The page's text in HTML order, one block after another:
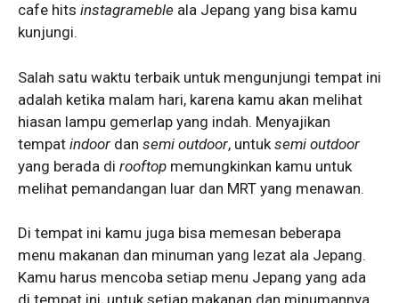
cafe hits instagrameble ala Jepang yang bisa kamu
kunjungi.
Salah satu waktu terbaik untuk mengunjungi tempat ini
adalah ketika malam hari, karena kamu akan melihat
hiasan lampu gemerlap yang indah. Menyajikan
tempat indoor dan semi outdoor, untuk semi outdoor
yang berada di rooftop memungkinkan kamu untuk
melihat pemandangan luar dan MRT yang menawan.
Di tempat ini kamu juga bisa memesan beberapa
menu makanan dan minuman yang lezat ala Jepang.
Kamu harus mencoba setiap menu Jepang yang ada